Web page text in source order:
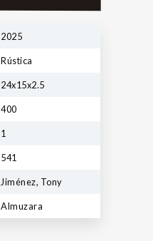
2025
Rústica
24x15x2.5
400
1
541
Jiménez, Tony
Almuzara